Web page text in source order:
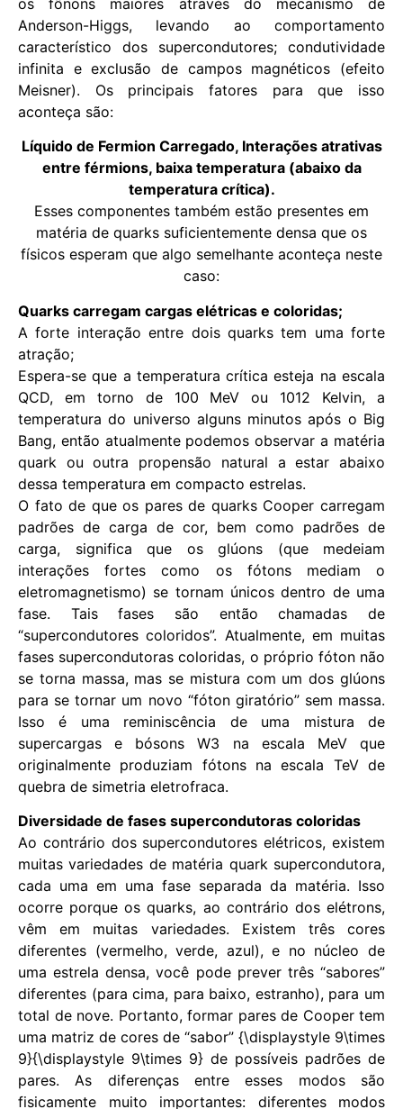
Anderson-Higgs, levando ao comportamento
característico dos supercondutores; condutividade
infinita e exclusão de campos magnéticos (efeito
Meisner). Os principais fatores para que isso
aconteça são:
Líquido de Fermion Carregado, Interações atrativas
entre férmions, baixa temperatura (abaixo da
temperatura crítica).
Esses componentes também estão presentes em
matéria de quarks suficientemente densa que os
físicos esperam que algo semelhante aconteça neste
caso:
Quarks carregam cargas elétricas e coloridas;
A forte interação entre dois quarks tem uma forte
atração;
Espera-se que a temperatura crítica esteja na escala
QCD, em torno de 100 MeV ou 1012 Kelvin, a
temperatura do universo alguns minutos após o Big
Bang, então atualmente podemos observar a matéria
quark ou outra propensão natural a estar abaixo
dessa temperatura em compacto estrelas.
O fato de que os pares de quarks Cooper carregam
padrões de carga de cor, bem como padrões de
carga, significa que os glúons (que medeiam
interações fortes como os fótons mediam o
eletromagnetismo) se tornam únicos dentro de uma
fase. Tais fases são então chamadas de
“supercondutores coloridos”. Atualmente, em muitas
fases supercondutoras coloridas, o próprio fóton não
se torna massa, mas se mistura com um dos glúons
para se tornar um novo “fóton giratório” sem massa.
Isso é uma reminiscência de uma mistura de
supercargas e bósons W3 na escala MeV que
originalmente produziam fótons na escala TeV de
quebra de simetria eletrofraca.
Diversidade de fases supercondutoras coloridas
Ao contrário dos supercondutores elétricos, existem
muitas variedades de matéria quark supercondutora,
cada uma em uma fase separada da matéria. Isso
ocorre porque os quarks, ao contrário dos elétrons,
vêm em muitas variedades. Existem três cores
diferentes (vermelho, verde, azul), e no núcleo de
uma estrela densa, você pode prever três “sabores”
diferentes (para cima, para baixo, estranho), para um
total de nove. Portanto, formar pares de Cooper tem
uma matriz de cores de “sabor” {\displaystyle 9\times
9}{\displaystyle 9\times 9} de possíveis padrões de
pares. As diferenças entre esses modos são
fisicamente muito importantes: diferentes modos